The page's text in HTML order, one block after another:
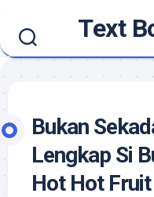
content
Text
Bukan
Lengkap Si
Hot Hot Fruit